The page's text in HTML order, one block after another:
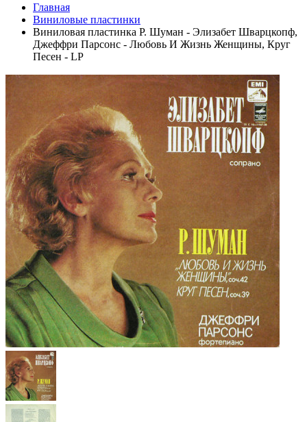
Главная
Виниловые пластинки
Виниловая пластинка Р. Шуман - Элизабет Шварцкопф,
Джеффри Парсонс - Любовь И Жизнь Женщины, Круг
Песен - LP